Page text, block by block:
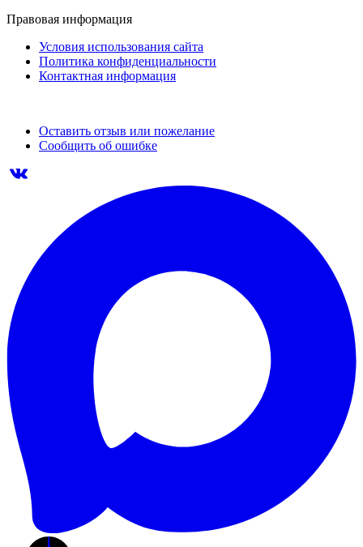
Правовая информация
Условия использования сайта
Политика конфиденциальности
Контактная информация
Оставить отзыв или пожелание
Сообщить об ошибке